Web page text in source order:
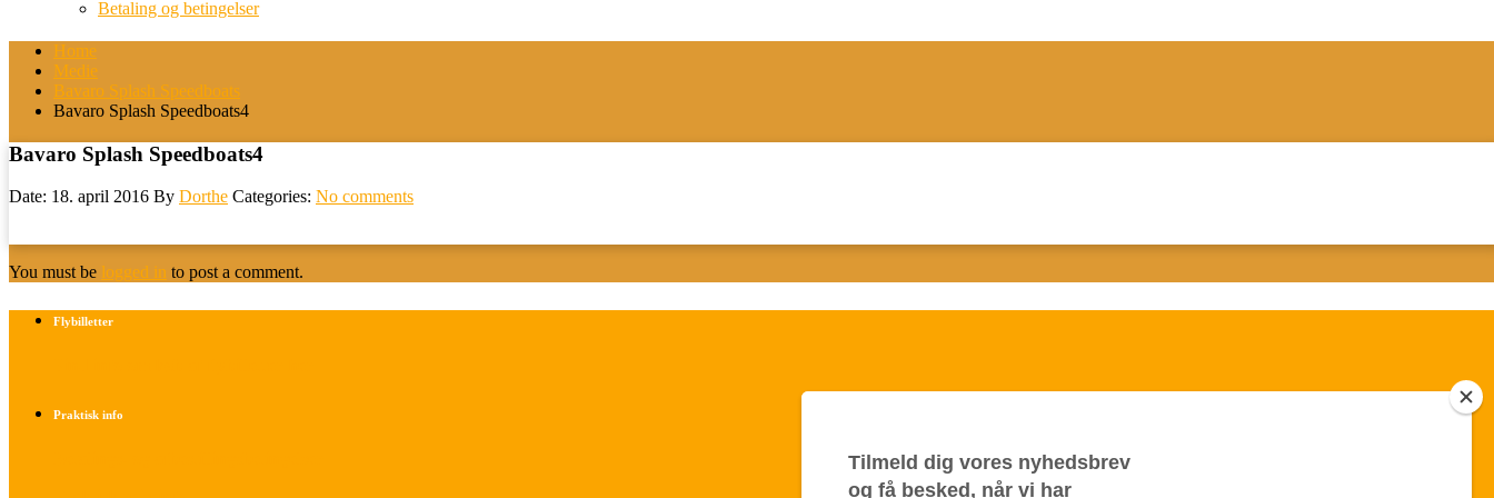
Betaling og betingelser
Home
Medie
Bavaro Splash Speedboats
Bavaro Splash Speedboats4
Bavaro Splash Speedboats4
Date: 18. april 2016 By Dorthe Categories: No comments
You must be logged in to post a comment.
Flybilletter
Praktisk info